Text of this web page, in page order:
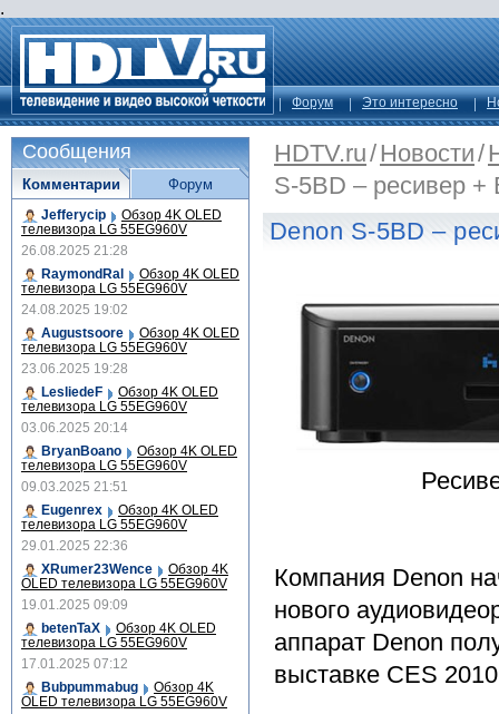
.
Форум Это интересно
HDTV.ru/Новости/
S-5BD – ресивер +
Denon S-5BD –
Компания Denon
нового
аппарат Denon
выставке CES
Сообщения
Комментарии
Jefferycip Обзор 4K OLED
телевизора LG 55EG960V
26.08.2025 21:28
RaymondRal
Обзор 4K OLED
телевизора LG 55EG960V
24.08.2025 19:02
Augustsoore
Обзор 4K OLED
телевизора LG 55EG960V
23.06.2025 19:28
LesliedeF
Обзор 4K OLED
телевизора LG 55EG960V
03.06.2025 20:14
BryanBoano
Обзор 4K OLED
телевизора LG 55EG960V
09.03.2025 21:51
Eugenrex
Обзор 4K OLED
телевизора LG 55EG960V
29.01.2025 22:36
XRumer23Wence
Обзор 4K
OLED телевизора LG 55EG960V
19.01.2025 09:09
betenTaX
Обзор 4K OLED
телевизора LG 55EG960V
17.01.2025 07:12
Bubpummabug
Обзор 4K
OLED телевизора LG 55EG960V
Форум